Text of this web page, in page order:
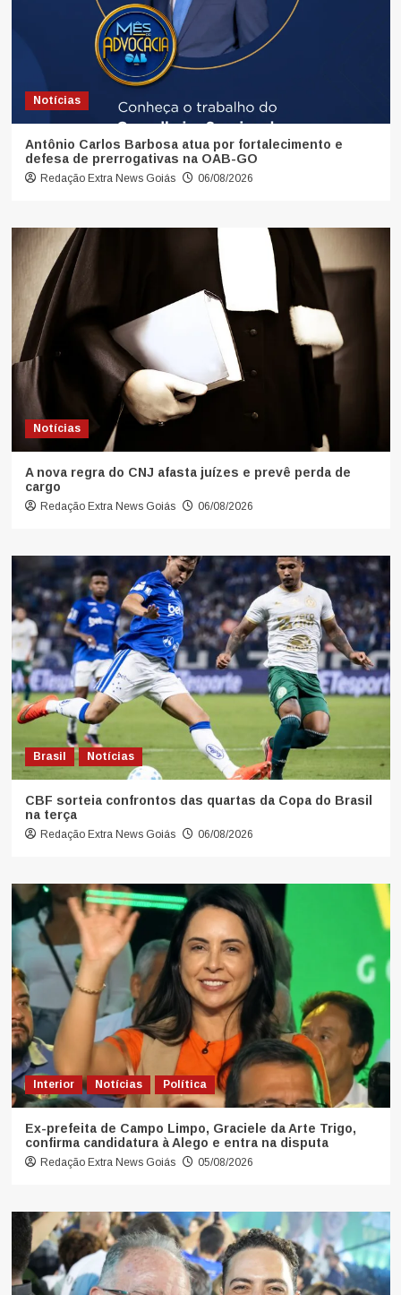
Notícias
Antônio Carlos Barbosa atua por fortalecimento e
defesa de prerrogativas na OAB-GO
Redação Extra News Goiás 06/08/2026
Notícias
A nova regra do CNJ afasta juízes e prevê perda de
cargo
Redação Extra News Goiás 06/08/2026
Brasil Notícias
CBF sorteia confrontos das quartas da Copa do Brasil
na terça
Redação Extra News Goiás 06/08/2026
Interior Notícias Política
Ex-prefeita de Campo Limpo, Graciele da Arte Trigo,
confirma candidatura à Alego e entra na disputa
Redação Extra News Goiás 05/08/2026